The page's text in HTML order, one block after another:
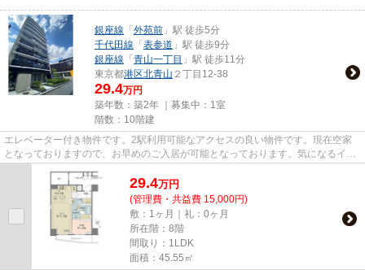
銀座線 「外苑前 」駅 徒歩5分
千代田線 「表参道 」駅 徒歩9分
銀座線 「青山一丁目 」駅 徒歩11分
東京都港区北青山 ２丁目12-38
29.4万円
築年数：築2年 ｜募集中： 1室
階数：10階建
エレベーター付き物件です。2駅利用可能なアクセスの良い物件です。現在空家
となっておりますので、お早めのご入居が可能となっております。気になるイチ
オシ物件情報：「ザ・パークハ...
29.4万円
(管理費・共益費 15,000円)
敷：1ヶ月｜礼：0ヶ月
所在階：8階
間取り：1LDK
面積：45.55㎡